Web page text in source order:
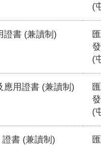
(
證書 (兼讀制)
(
應用證書 (兼讀制)
(
書 (兼讀制)